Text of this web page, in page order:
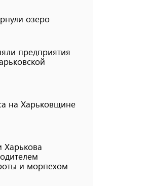
озеро
предприятия
на Харьковщине
Харькова
и морпехом